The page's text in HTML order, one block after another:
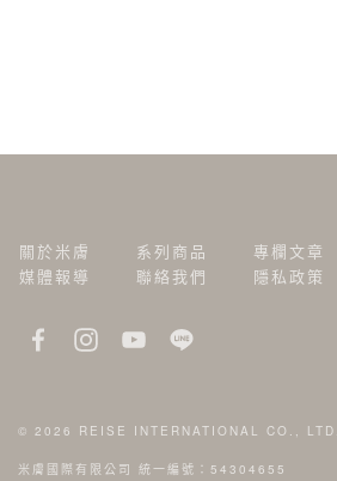
關於米膚 系列商品 專欄文章
媒體報導
聯絡我們 隱私政策
© 2026 REISE INTERNATIONAL CO., LTD.
米膚國際有限公司 統一編號：54304655